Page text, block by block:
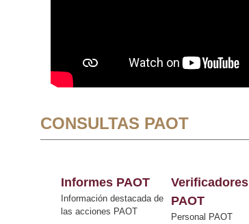
CONSULTAS PAOT
Informes PAOT
Información destacada de
las acciones PAOT
Verificadores
PAOT
Personal PAOT